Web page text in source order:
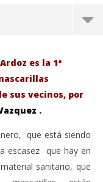
es la 1ª
sus vecinos, por
.
que está siendo
escasez que hay en
sanitario, que